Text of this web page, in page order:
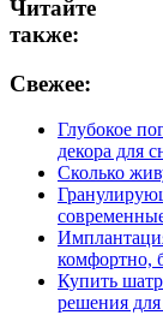
Читайте
также:
Свежее:
Глубокое
декора для
Сколько
комфортно,
Купить
решения